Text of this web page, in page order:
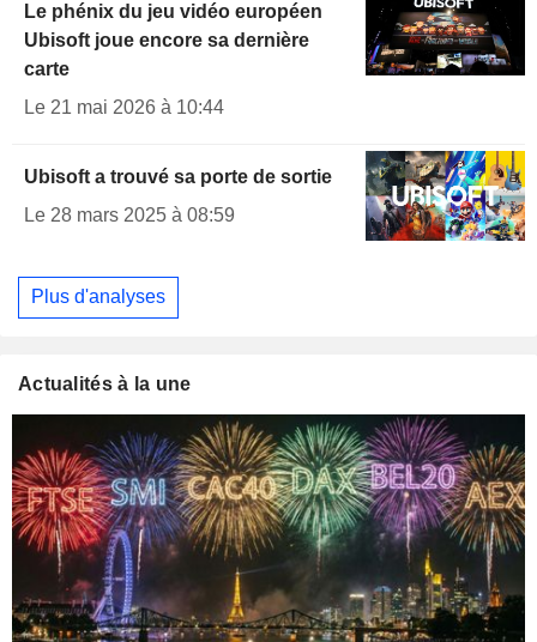
Le phénix du jeu vidéo européen
Ubisoft joue encore sa dernière
carte
Le 21 mai 2026 à 10:44
Ubisoft a trouvé sa porte de sortie
Le 28 mars 2025 à 08:59
Plus d'analyses
Actualités à la une